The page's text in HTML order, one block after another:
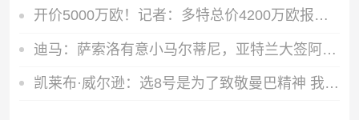
开价5000万欧！记者：多特总价4200万欧报价萨义德·马拉，遭拒绝
迪马：萨索洛有意小马尔蒂尼，亚特兰大签阿拉伊贝戈维奇可能放人
凯莱布·威尔逊：选8号是为了致敬曼巴精神 我能充满紧迫感